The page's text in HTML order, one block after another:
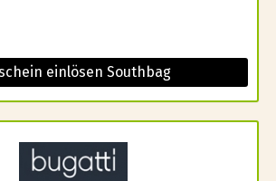
einlösen Southbag